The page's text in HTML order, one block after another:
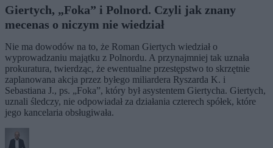
Giertych, „Foka” i Polnord. Czyli jak znany
mecenas o niczym nie wiedział
Nie ma dowodów na to, że Roman Giertych wiedział o
wyprowadzaniu majątku z Polnordu. A przynajmniej tak uznała
prokuratura, twierdząc, że ewentualne przestępstwo to skrzętnie
zaplanowana akcja przez byłego miliardera Ryszarda K. i
Sebastiana J., ps. „Foka”, który był asystentem Giertycha. Giertych,
uznali śledczy, nie odpowiadał za działania czterech spółek, które
jego kancelaria obsługiwała.